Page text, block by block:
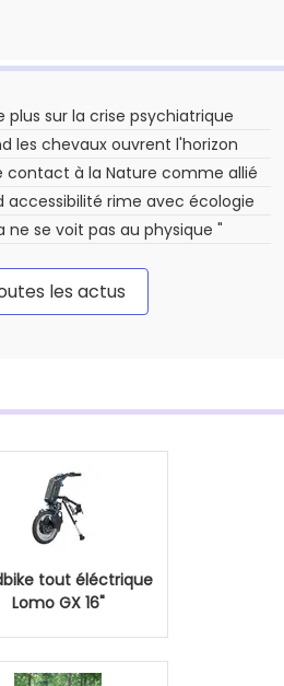
plus sur la crise psychiatrique
les chevaux ouvrent l'horizon
contact à la Nature comme allié
accessibilité rime avec écologie
ne se voit pas au physique "
les actus
tout éléctrique
Lomo GX 16"